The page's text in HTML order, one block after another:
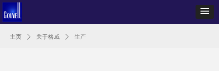
主页 ꄲ 关于格威 ꄲ 生产